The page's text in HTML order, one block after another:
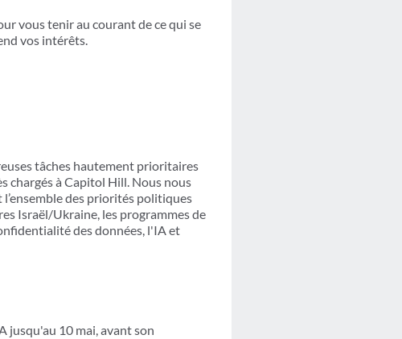
vous tenir au courant de ce qui se
vos intérêts.
tâches hautement prioritaires
chargés à Capitol Hill. Nous nous
l’ensemble des priorités politiques
Israël/Ukraine, les programmes de
des données, l'IA et
jusqu'au 10 mai, avant son